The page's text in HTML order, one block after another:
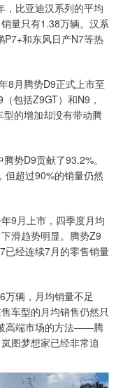
比亚迪汉系列的平均
量只有1.38万辆。汉系
P7+和东风日产N7等热
月腾势D9正式上市至
包括Z9GT）和N9，
的增加却没有带动腾
势D9贡献了93.2%。
但超过90%的销量仍然
9月上市，四季度月均
滑趋势明显。腾势Z9
已经连续7月的零售销量
辆，月均销量不足
车型的月均销售仍然只
高端市场的方法——腾
图梦想家已经非常迫